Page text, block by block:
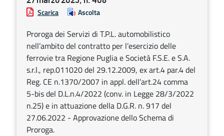
Scarica Ascolta
Proroga dei Servizi di T.P.L. automobilistico
nell’ambito del contratto per l’esercizio delle
ferrovie tra Regione Puglia e Società F.S.E. e S.A.
s.r.l., rep.011020 del 29.12.2009, ex art.4 par.4 del
Reg. CE n.1370/2007 in appl. dell’art.24 comma
5-bis del D.L.n.4/2022 (conv. in Legge 28/3/2022
n.25) e in attuazione della D.G.R. n. 917 del
27.06.2022 - Approvazione dello Schema di
Proroga.